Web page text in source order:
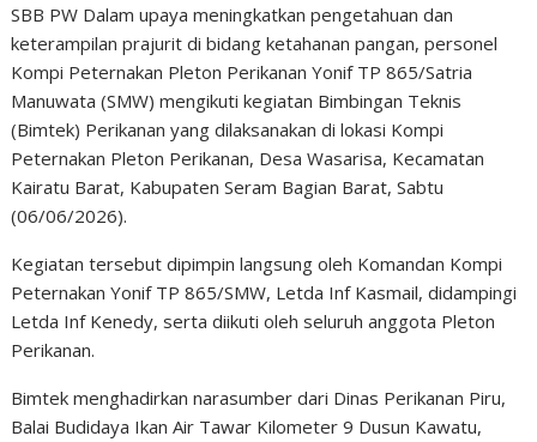
SBB PW Dalam upaya meningkatkan pengetahuan dan
keterampilan prajurit di bidang ketahanan pangan, personel
Kompi Peternakan Pleton Perikanan Yonif TP 865/Satria
Manuwata (SMW) mengikuti kegiatan Bimbingan Teknis
(Bimtek) Perikanan yang dilaksanakan di lokasi Kompi
Peternakan Pleton Perikanan, Desa Wasarisa, Kecamatan
Kairatu Barat, Kabupaten Seram Bagian Barat, Sabtu
(06/06/2026).
Kegiatan tersebut dipimpin langsung oleh Komandan Kompi
Peternakan Yonif TP 865/SMW, Letda Inf Kasmail, didampingi
Letda Inf Kenedy, serta diikuti oleh seluruh anggota Pleton
Perikanan.
Bimtek menghadirkan narasumber dari Dinas Perikanan Piru,
Balai Budidaya Ikan Air Tawar Kilometer 9 Dusun Kawatu,